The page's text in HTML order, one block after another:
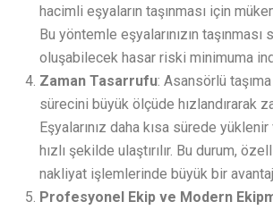
hacimli eşyaların taşınması için
Bu yöntemle eşyalarınızın taşınması
oluşabilecek hasar riski minimuma
Zaman Tasarrufu: Asansörlü
sürecini büyük ölçüde hızlandırarak
Eşyalarınız daha kısa sürede
hızlı şekilde ulaştırılır. Bu durum,
nakliyat işlemlerinde büyük bir
Profesyonel Ekip ve Modern